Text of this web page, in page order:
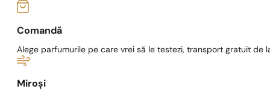
Comandă
Alege parfumurile pe care vrei să le testezi, transport gratuit de
Miroși